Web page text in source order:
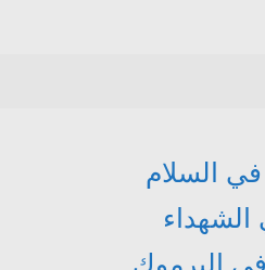
السلام
اليرموك